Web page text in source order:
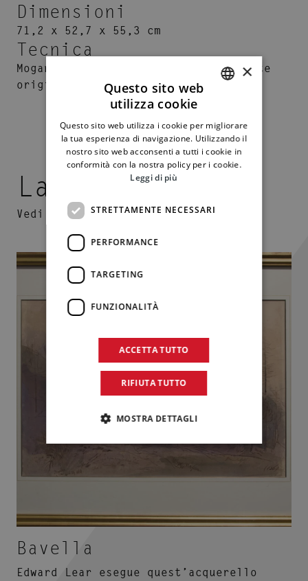
Dimensioni
71,2 x 52,7 x 55,3 cm
Tecnica
Mogano, con imbottitura probabilmente
originale
La Collezione
Vedi tutto
Bavella
Edward Lear esegue quest’acquerello
ENGLISH
×
Questo sito web
utilizza cookie
Questo sito web utilizza i cookie per migliorare
la tua esperienza di navigazione. Utilizzando il
nostro sito web acconsenti a tutti i cookie in
conformità con la nostra policy per i cookie.
Leggi di più
STRETTAMENTE NECESSARI
PERFORMANCE
TARGETING
FUNZIONALITÀ
ACCETTA TUTTO
RIFIUTA TUTTO
MOSTRA DETTAGLI